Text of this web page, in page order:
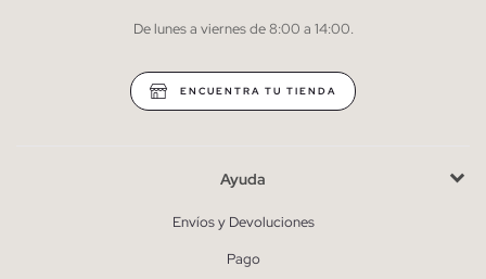
* Puedes cancelar la suscripción en cualquier momento.
De lunes a viernes de 8:00 a 14:00.
ENCUENTRA TU TIENDA
Ayuda
Envíos y Devoluciones
Pago